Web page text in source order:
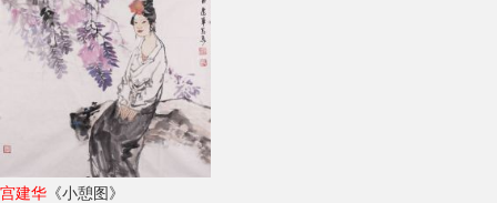
宫建华 《小憩图》